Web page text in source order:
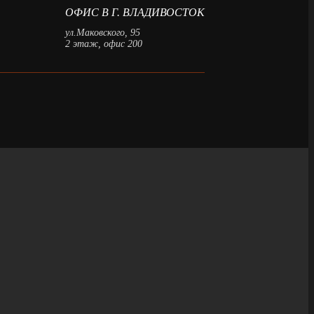
ОФИС В Г. ВЛАДИВОСТОК
ул.Маковского, 95
2 этаж, офис 200